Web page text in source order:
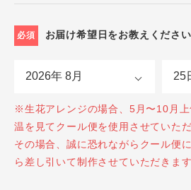
必須 お届け希望日をお教えください
※生花アレンジの場合、5月〜10月
温を見てクール便を使用させていた
その場合、誠に恐れながらクール便
ら差し引いて制作させていただきます